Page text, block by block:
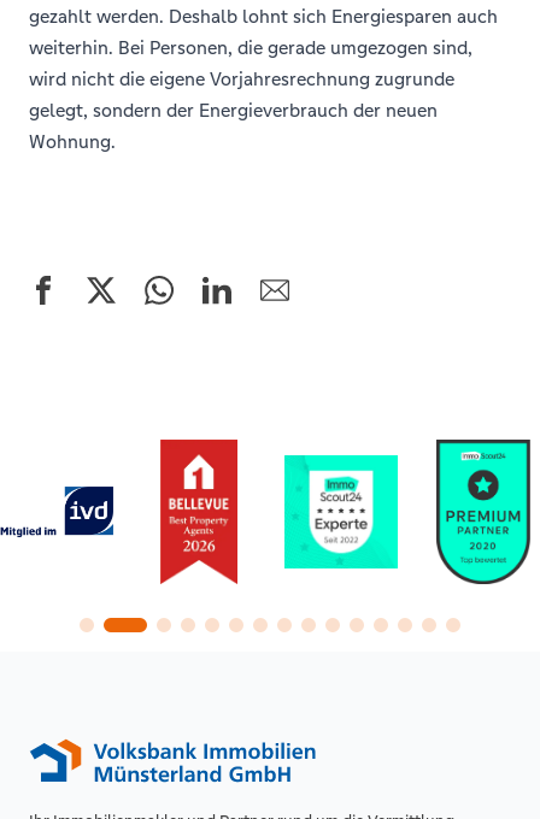
gezahlt werden. Deshalb lohnt sich Energiesparen auch
weiterhin. Bei Personen, die gerade umgezogen sind,
wird nicht die eigene Vorjahresrechnung zugrunde
gelegt, sondern der Energieverbrauch der neuen
Wohnung.